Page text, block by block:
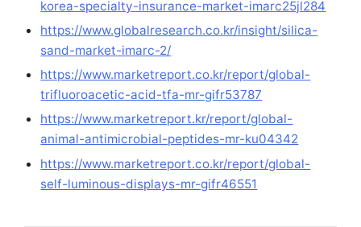
korea-specialty-insurance-market-imarc25jl284
https://www.globalresearch.co.kr/insight/silica-
sand-market-imarc-2/
https://www.marketreport.co.kr/report/global-
trifluoroacetic-acid-tfa-mr-gifr53787
https://www.marketreport.kr/report/global-
animal-antimicrobial-peptides-mr-ku04342
https://www.marketreport.co.kr/report/global-
self-luminous-displays-mr-gifr46551